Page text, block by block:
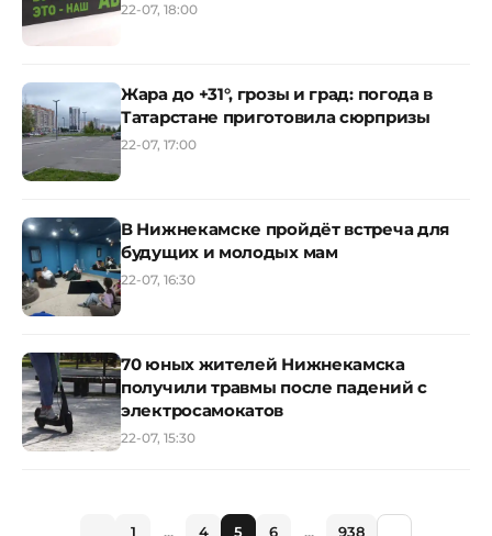
22-07, 18:00
Жара до +31°, грозы и град: погода в
Татарстане приготовила сюрпризы
22-07, 17:00
В Нижнекамске пройдёт встреча для
будущих и молодых мам
22-07, 16:30
70 юных жителей Нижнекамска
получили травмы после падений с
электросамокатов
22-07, 15:30
1 ... 4 5 6 ... 938